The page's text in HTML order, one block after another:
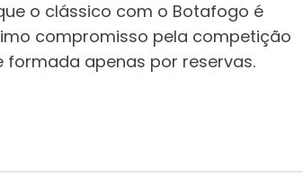
o clássico com o Botafogo é
compromisso pela competição
apenas por reservas.